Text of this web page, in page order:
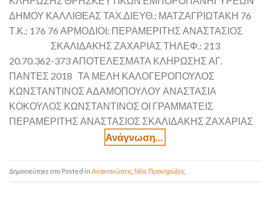
ΔΗΜΟΥ ΚΑΛΛΙΘΕΑΣ ΤΑΧ.ΔΙΕΥΘ.: ΜΑΤΖΑΓΡΙΩΤΑΚΗ 76
Τ.Κ.: 176 76 ΑΡΜΟΔΙΟΙ: ΠΕΡΑΜΕΡΙΤΗΣ ΑΝΑΣΤΑΣΙΟΣ
ΣΚΑΛΙΔΑΚΗΣ ΖΑΧΑΡΙΑΣ ΤΗΛΕΦ.: 213
20.70.362-373 ΑΠΟΤΕΛΕΣΜΑΤΑ ΚΛΗΡΩΣΗΣ ΑΓ.
ΠΑΝΤΕΣ 2018 ΤΑ ΜΕΛΗ ΚΑΛΟΓΕΡΟΠΟΥΛΟΣ
ΚΩΝΣΤΑΝΤΙΝΟΣ ΑΔΑΜΟΠΟΥΛΟΥ ΑΝΑΣΤΑΣΙΑ
ΚΟΚΟΥΛΟΣ ΚΩΝΣΤΑΝΤΙΝΟΣ ΟΙ ΓΡΑΜΜΑΤΕΙΣ
ΠΕΡΑΜΕΡΙΤΗΣ ΑΝΑΣΤΑΣΙΟΣ ΣΚΑΛΙΔΑΚΗΣ ΖΑΧΑΡΙΑΣ
Posted in Ανακοινώσεις Νέα Προκηρύξεις